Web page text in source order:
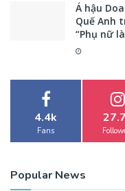
Á hậu
Quế Anh
“Phụ nữ
4.4k
Fans
Popular News